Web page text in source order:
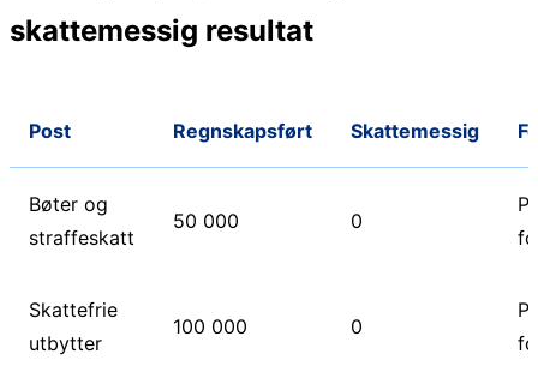
skattemessig resultat
Post Regnskapsført Skattemessig
Bøter og
straffeskatt
50 000 0
Skattefrie
utbytter
100 000 0